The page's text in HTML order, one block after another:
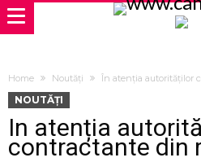
Home Noutăți În atenția autorităților
NOUTĂȚI
În atenția
contractante din